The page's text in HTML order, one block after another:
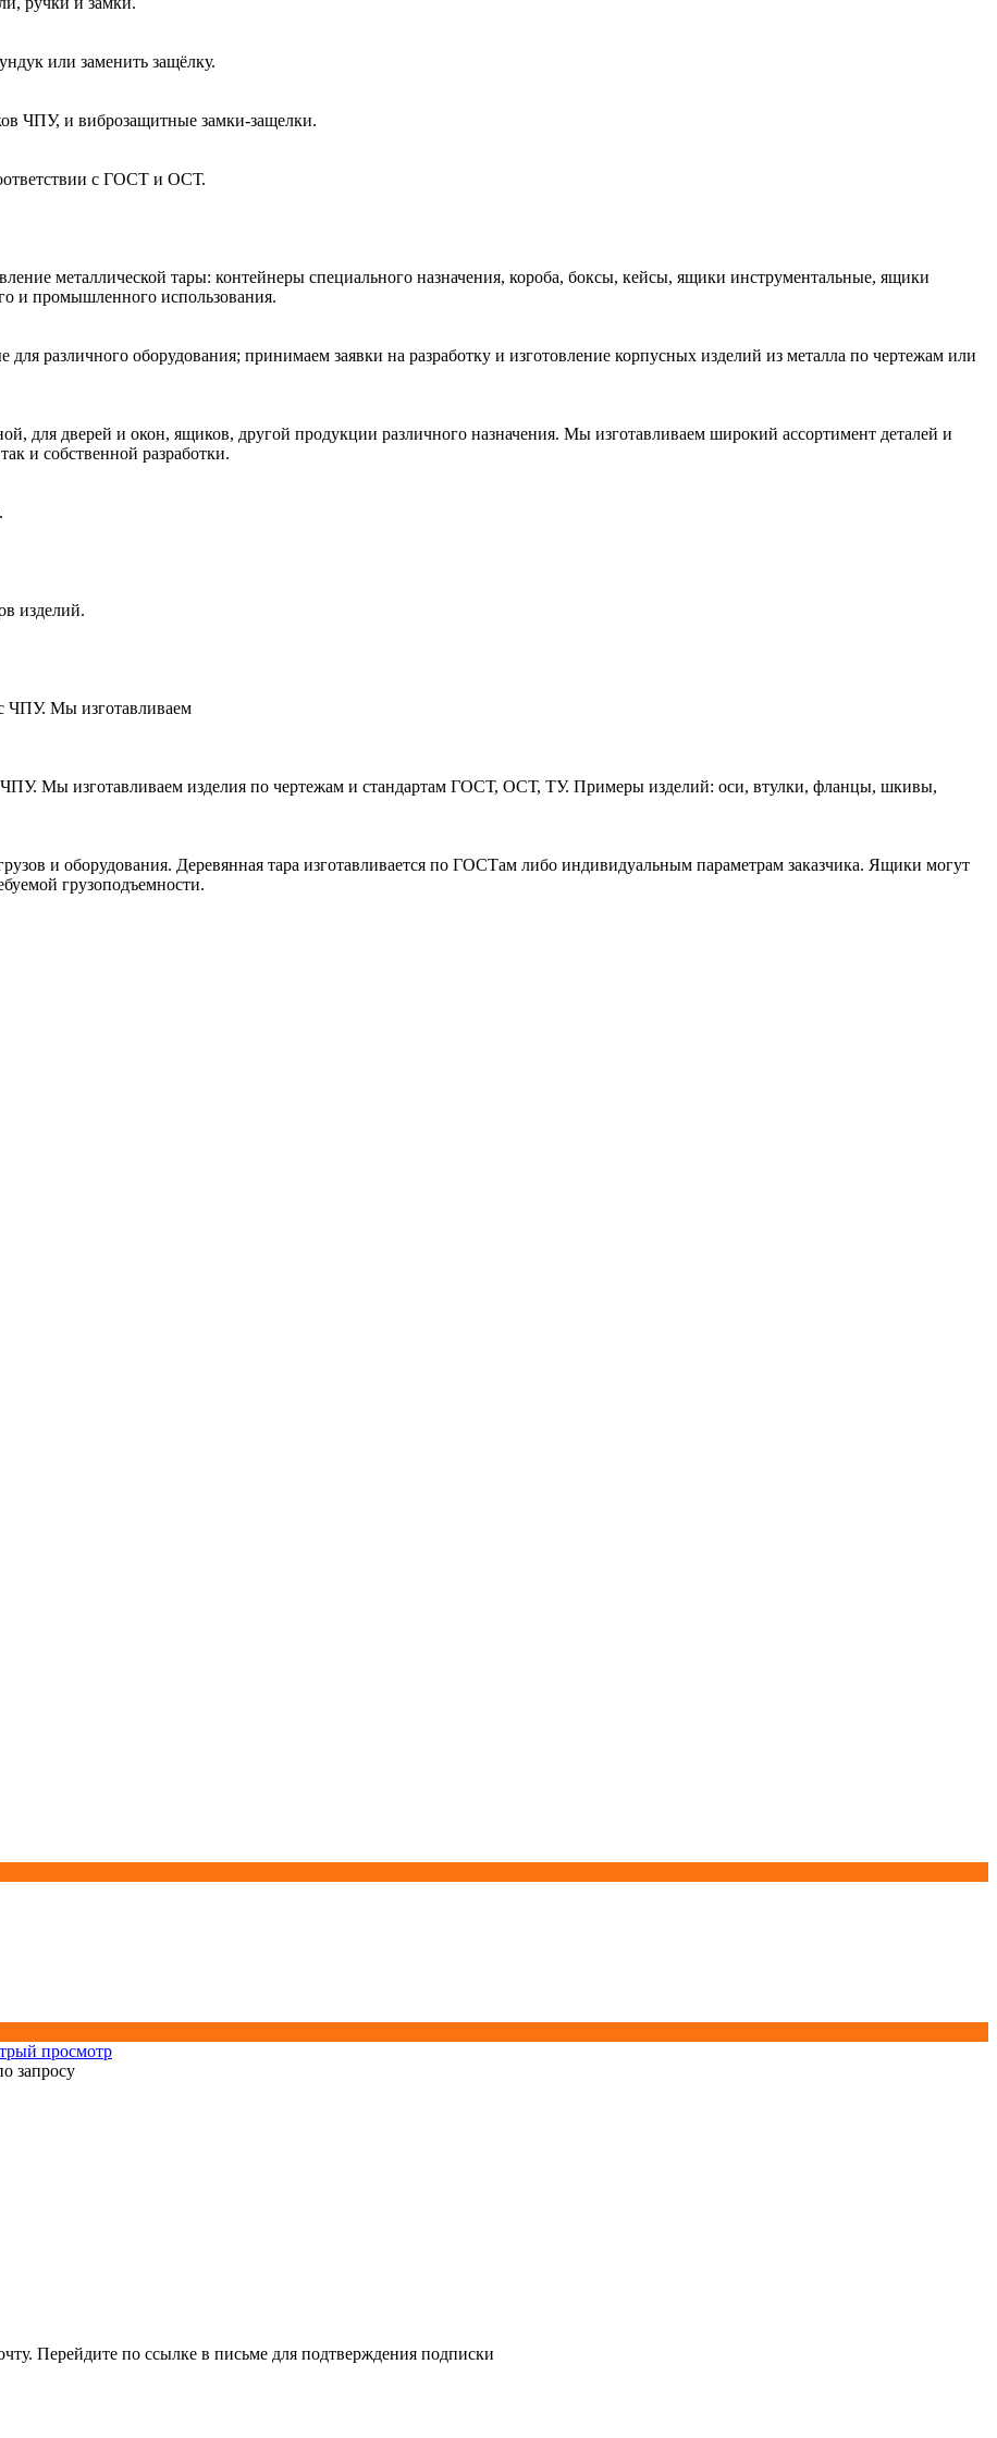
или заменить защёлку.
ЧПУ, и виброзащитные замки-защелки.
с ГОСТ и ОСТ.
металлической тары: контейнеры специального назначения, короба, боксы, кейсы, ящики инструментальные, ящики
и промышленного использования.
различного оборудования; принимаем заявки на разработку и изготовление корпусных изделий из металла по чертежам или
для дверей и окон, ящиков, другой продукции различного назначения. Мы изготавливаем широкий ассортимент деталей и
и собственной разработки.
изделий.
ЧПУ. Мы изготавливаем
ЧПУ. Мы изготавливаем изделия по чертежам и стандартам ГОСТ, ОСТ, ТУ. Примеры изделий: оси, втулки, фланцы, шкивы,
и оборудования. Деревянная тара изготавливается по ГОСТам либо индивидуальным параметрам заказчика. Ящики могут
грузоподъемности.
просмотр
запросу
Перейдите по ссылке в письме для подтверждения подписки